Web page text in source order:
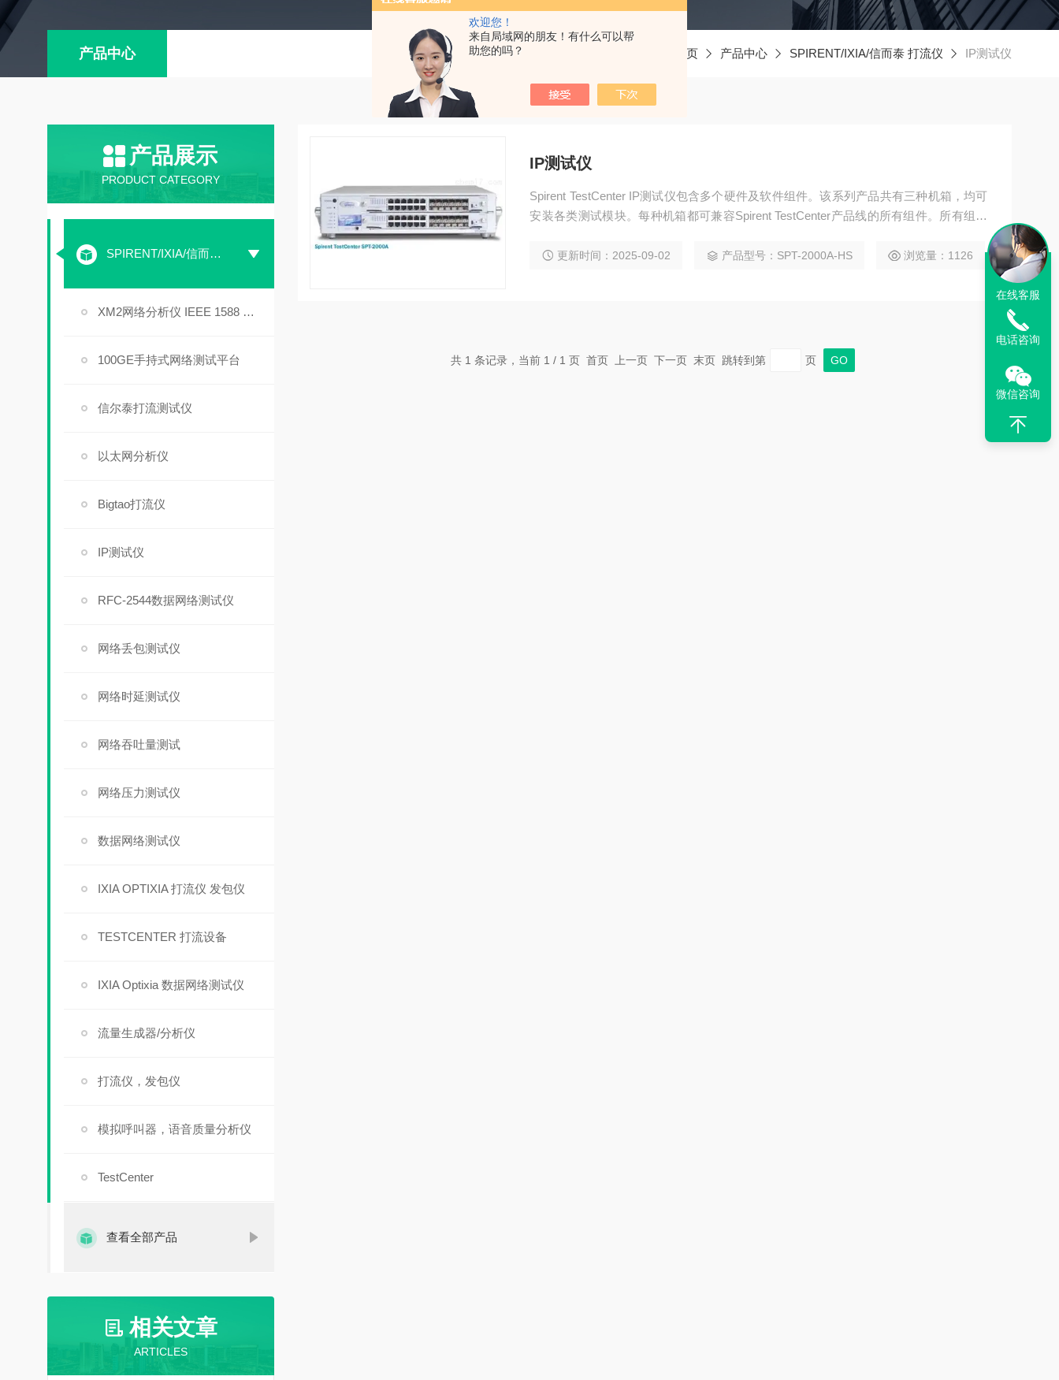
欢迎您！
来自局域网的朋友！有什么可以帮
助您的吗？
产品中心 首页 产品中心 SPIRENT/IXIA/信而泰 打流仪 IP测试仪
产品展示
PRODUCT CATEGORY
SPIRENT/IXIA/信而泰 打流仪
XM2网络分析仪 IEEE 1588 V2 PTP
100GE手持式网络测试平台
信尔泰打流测试仪
以太网分析仪
Bigtao打流仪
IP测试仪
RFC-2544数据网络测试仪
网络丢包测试仪
网络时延测试仪
网络吞吐量测试
网络压力测试仪
数据网络测试仪
IXIA OPTIXIA 打流仪 发包仪
TESTCENTER 打流设备
IXIA Optixia 数据网络测试仪
流量生成器/分析仪
打流仪，发包仪
模拟呼叫器，语音质量分析仪
TestCenter
查看全部产品
相关文章
ARTICLES
IP测试仪
Spirent TestCenter IP测试仪包含多个硬件及软件组件。该系列产品共有三种机箱，均可
安装各类测试模块。每种机箱都可兼容Spirent TestCenter产品线的所有组件。所有组件
更新时间：2025-09-02 产品型号：SPT-2000A-HS 浏览量：1126
共 1 条记录，当前 1 / 1 页 首页 上一页 下一页 末页 跳转到第 页
在线客服
电话咨询
微信咨询